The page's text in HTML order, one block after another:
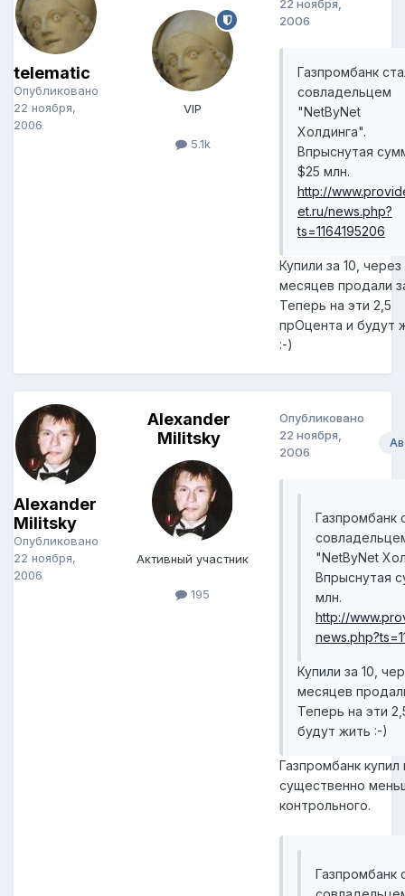
telematic
Опубликовано
22 ноября,
2006
VIP
5.1k
22 ноября,
2006
Газпромбанк
совладельцем
"NetByNet
Холдинга".
Впрыснутая
$25 млн.
http://
et.ru/news.php?
ts=1164195206
Купили за 10,
месяцев продали
Теперь на эти 2,5
прОцента и будут
:-)
Alexander
Militsky
Опубликовано
22 ноября,
2006
Alexander
Militsky
Активный участник
195
Опубликовано
22 ноября,
2006
Газпромбанк
"NetByNet
Впрыснутая
млн.
http://
Купили за 10,
месяцев
Теперь на эти
будут жить :-)
Газпромбанк купил
существенно
контрольного.
Газпромбанк